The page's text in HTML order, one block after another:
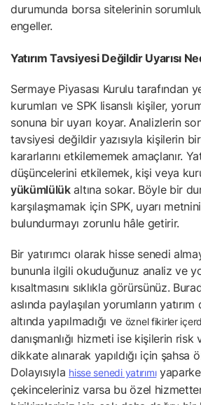
durumunda borsa sitelerinin
engeller.
Yatırım Tavsiyesi Değildir Uyarısı
Sermaye Piyasası Kurulu tarafından
kurumları ve SPK lisanslı kişiler,
sonuna bir uyarı koyar. Analizlerin
tavsiyesi değildir yazısıyla kişilerin
kararlarını etkilememek amaçlanır.
düşüncelerini etkilemek, kişi veya
yükümlülükaltına sokar. Böyle bir
karşılaşmamak için SPK, uyarı
bulundurmayı zorunlu hâle getirir.
Bir yatırımcı olarak hisse senedi
bununla ilgili okuduğunuz analiz ve
kısaltmasını sıklıkla görürsünüz.
aslında paylaşılan yorumların yatırım
altında yapılmadığı ve öznel fikirler
danışmanlığı hizmeti ise kişilerin
dikkate alınarak yapıldığı için şahsa
Dolayısıyla hisse senedi yatırımı
çekinceleriniz varsa bu özel